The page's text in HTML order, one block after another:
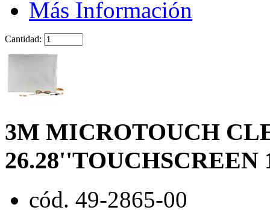
Más Información
Cantidad:
3M MICROTOUCH
26.28''TOUCHSCREEN
cód. 49-2865-00